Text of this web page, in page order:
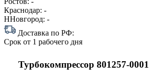
Краснодар: -
ННовгород: -
Доставка по РФ:
Срок от 1 рабочего дня
Турбокомпрессор 801257-